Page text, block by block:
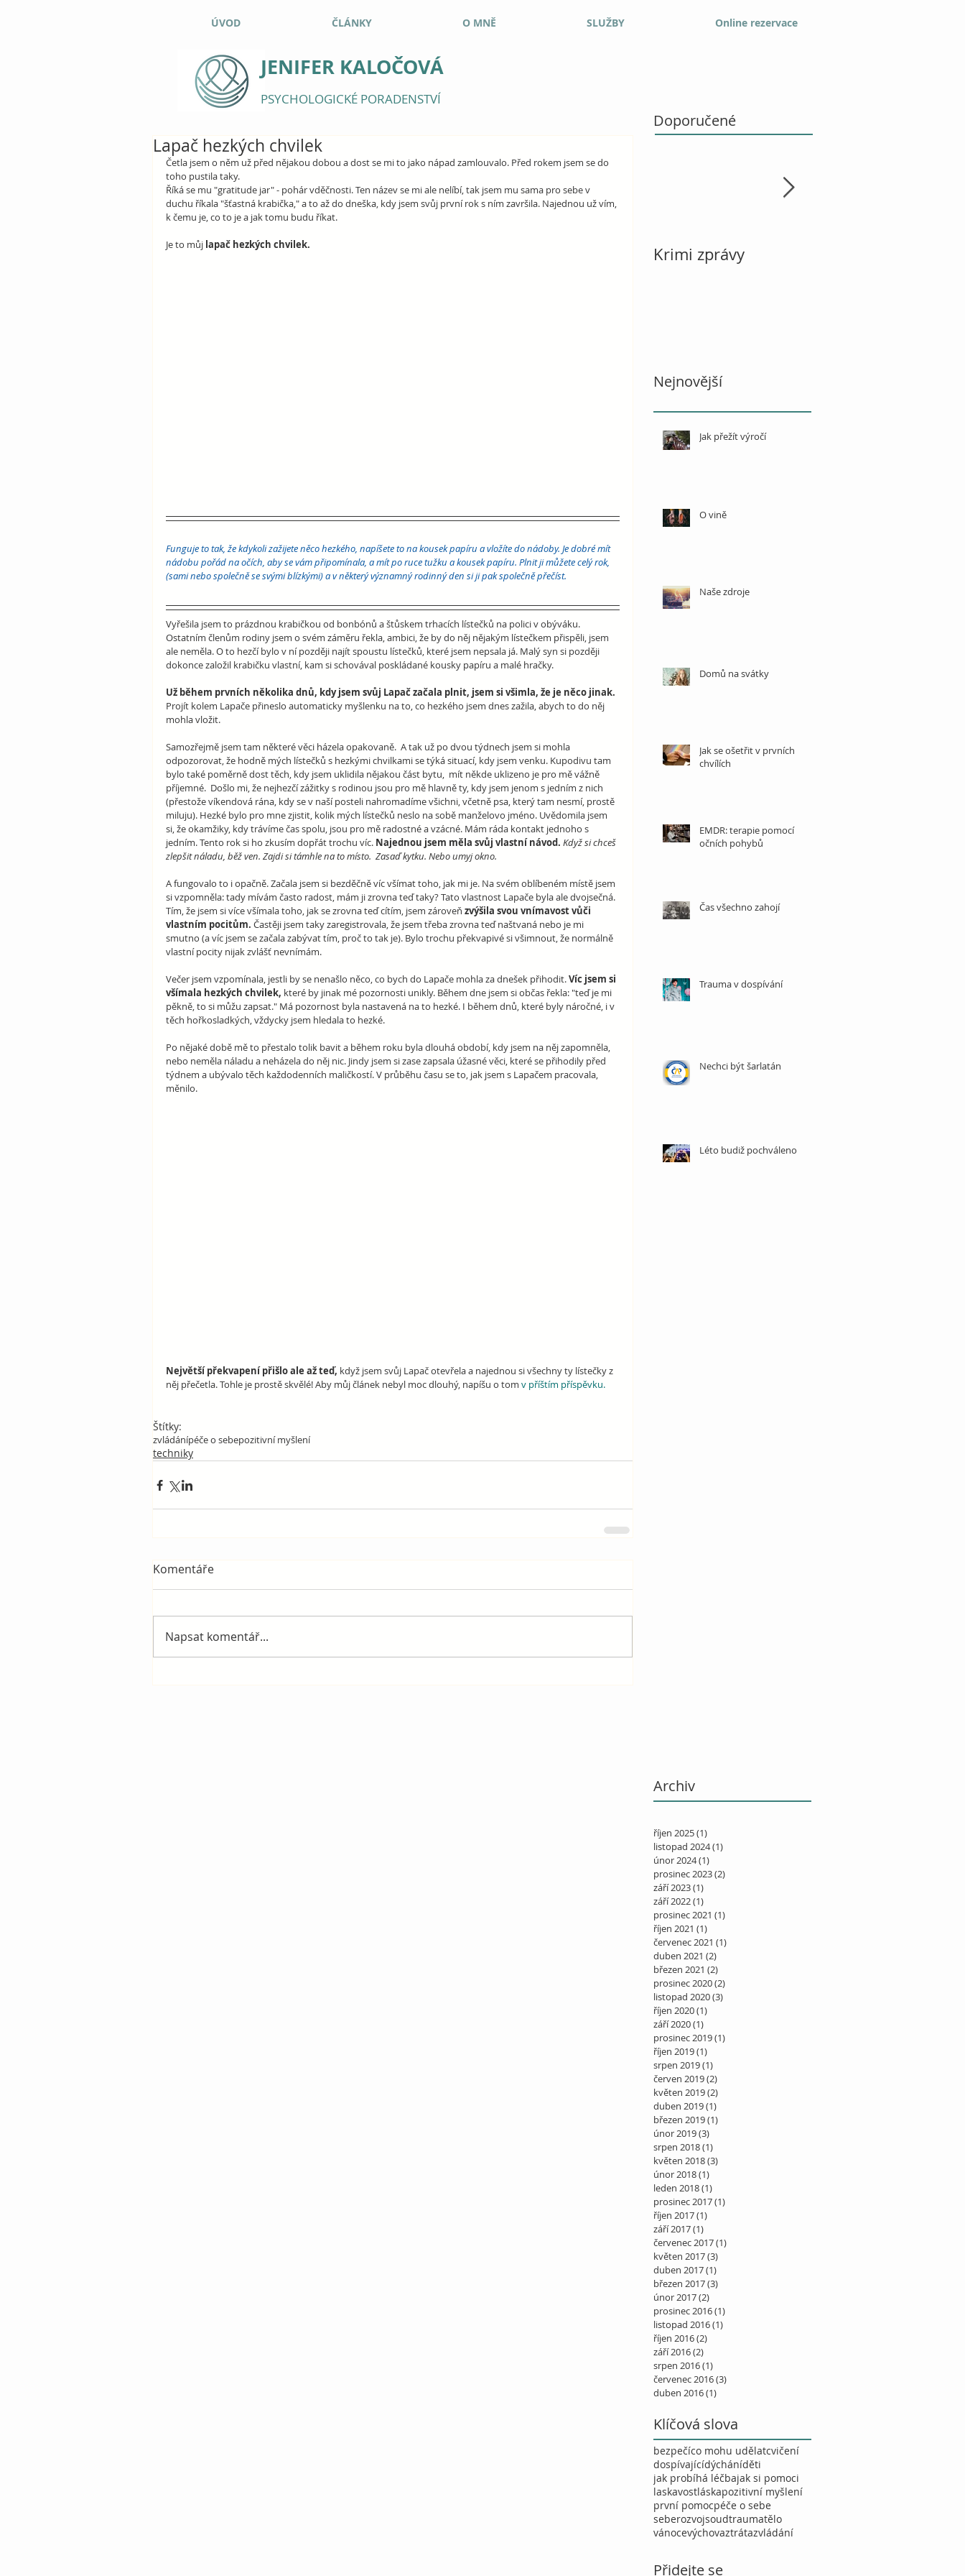
ÚVOD ČLÁNKY O MNĚ SLUŽBY Online rezervace
JENIFER KALOČOVÁ
PSYCHOLOGICKÉ PORADENSTVÍ
Lapač hezkých chvilek
Četla jsem o něm už před nějakou dobou a dost se mi to jako nápad zamlouvalo. Před rokem jsem se do
toho pustila taky.
Říká se mu "gratitude jar" - pohár vděčnosti. Ten název se mi ale nelíbí, tak jsem mu sama pro sebe v
duchu říkala "šťastná krabička," a to až do dneška, kdy jsem svůj první rok s ním završila. Najednou už vím,
k čemu je, co to je a jak tomu budu říkat.
Je to můj lapač hezkých chvilek.
Funguje to tak, že kdykoli zažijete něco hezkého, napíšete to na kousek papíru a vložíte do nádoby. Je dobré mít
nádobu pořád na očích, aby se vám připomínala, a mít po ruce tužku a kousek papíru. Plnit ji můžete celý rok,
(sami nebo společně se svými blízkými) a v některý významný rodinný den si ji pak společně přečíst.
Vyřešila jsem to prázdnou krabičkou od bonbónů a štůskem trhacích lístečků na polici v obýváku.
Ostatním členům rodiny jsem o svém záměru řekla, ambici, že by do něj nějakým lístečkem přispěli, jsem
ale neměla. O to hezčí bylo v ní později najít spoustu lístečků, které jsem nepsala já. Malý syn si později
dokonce založil krabičku vlastní, kam si schovával poskládané kousky papíru a malé hračky.
Už během prvních několika dnů, kdy jsem svůj Lapač začala plnit, jsem si všimla, že je něco jinak.
Projít kolem Lapače přineslo automaticky myšlenku na to, co hezkého jsem dnes zažila, abych to do něj
mohla vložit.
Samozřejmě jsem tam některé věci házela opakovaně.  A tak už po dvou týdnech jsem si mohla
odpozorovat, že hodně mých lístečků s hezkými chvilkami se týká situací, kdy jsem venku. Kupodivu tam
bylo také poměrně dost těch, kdy jsem uklidila nějakou část bytu,  mít někde uklizeno je pro mě vážně
příjemné.  Došlo mi, že nejhezčí zážitky s rodinou jsou pro mě hlavně ty, kdy jsem jenom s jedním z nich
(přestože víkendová rána, kdy se v naší posteli nahromadíme všichni, včetně psa, který tam nesmí, prostě
miluju). Hezké bylo pro mne zjistit, kolik mých lístečků neslo na sobě manželovo jméno. Uvědomila jsem
si, že okamžiky, kdy trávíme čas spolu, jsou pro mě radostné a vzácné. Mám ráda kontakt jednoho s
jedním. Tento rok si ho zkusím dopřát trochu víc. Najednou jsem měla svůj vlastní návod. Když si chceš
zlepšit náladu, běž ven. Zajdi si támhle na to místo.  Zasaď kytku. Nebo umyj okno.
A fungovalo to i opačně. Začala jsem si bezděčně víc všímat toho, jak mi je. Na svém oblíbeném místě jsem
si vzpomněla: tady mívám často radost, mám ji zrovna teď taky? Tato vlastnost Lapače byla ale dvojsečná.
Tím, že jsem si více všímala toho, jak se zrovna teď cítím, jsem zároveň zvýšila svou vnímavost vůči
vlastním pocitům. Častěji jsem taky zaregistrovala, že jsem třeba zrovna teď naštvaná nebo je mi
smutno (a víc jsem se začala zabývat tím, proč to tak je). Bylo trochu překvapivé si všimnout, že normálně
vlastní pocity nijak zvlášť nevnímám.
Večer jsem vzpomínala, jestli by se nenašlo něco, co bych do Lapače mohla za dnešek přihodit. Víc jsem si
všímala hezkých chvilek, které by jinak mé pozornosti unikly. Během dne jsem si občas řekla: "teď je mi
pěkně, to si můžu zapsat." Má pozornost byla nastavená na to hezké. I během dnů, které byly náročné, i v
těch hořkosladkých, vždycky jsem hledala to hezké.
Po nějaké době mě to přestalo tolik bavit a během roku byla dlouhá období, kdy jsem na něj zapomněla,
nebo neměla náladu a neházela do něj nic. Jindy jsem si zase zapsala úžasné věci, které se přihodily před
týdnem a ubývalo těch každodenních maličkostí. V průběhu času se to, jak jsem s Lapačem pracovala,
měnilo.
Největší překvapení přišlo ale až teď, když jsem svůj Lapač otevřela a najednou si všechny ty lístečky z
něj přečetla. Tohle je prostě skvělé! Aby můj článek nebyl moc dlouhý, napíšu o tom v příštím příspěvku.
Štítky:
zvládánípéče o sebepozitivní myšlení
techniky
Komentáře
Napsat komentář...
Doporučené
Krimi zprávy
Nejnovější
Jak přežít výročí
O vině
Naše zdroje
Domů na svátky
Jak se ošetřit v prvních
chvílích
EMDR: terapie pomocí
očních pohybů
Čas všechno zahojí
Trauma v dospívání
Nechci být šarlatán
Léto budiž pochváleno
Archiv
říjen 2025(1)
listopad 2024(1)
únor 2024(1)
prosinec 2023(2)
září 2023(1)
září 2022(1)
prosinec 2021 (1)
říjen 2021 (1)
červenec 2021 (1)
duben 2021 (2)
březen 2021 (2)
prosinec 2020(2)
listopad 2020(3)
říjen 2020(1)
září 2020(1)
prosinec 2019(1)
říjen 2019(1)
srpen 2019(1)
červen 2019(2)
květen 2019(2)
duben 2019(1)
březen 2019(1)
únor 2019(3)
srpen 2018(1)
květen 2018(3)
únor 2018(1)
leden 2018(1)
prosinec 2017(1)
říjen 2017(1)
září 2017(1)
červenec 2017(1)
květen 2017(3)
duben 2017(1)
březen 2017(3)
únor 2017(2)
prosinec 2016(1)
listopad 2016(1)
říjen 2016(2)
září 2016(2)
srpen 2016(1)
červenec 2016(3)
duben 2016(1)
Klíčová slova
bezpečíco mohu udělatcvičení
dospívajícídýcháníděti
jak probíhá léčbajak si pomoci
laskavostláskapozitivní myšlení
první pomocpéče o sebe
seberozvojsoudtraumatělo
vánocevýchovaztrátazvládání
Přidejte se